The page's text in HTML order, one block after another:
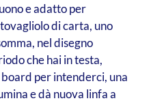
e adatto per
di carta, uno
nel disegno
che hai in testa,
per intenderci, una
e dà nuova linfa a